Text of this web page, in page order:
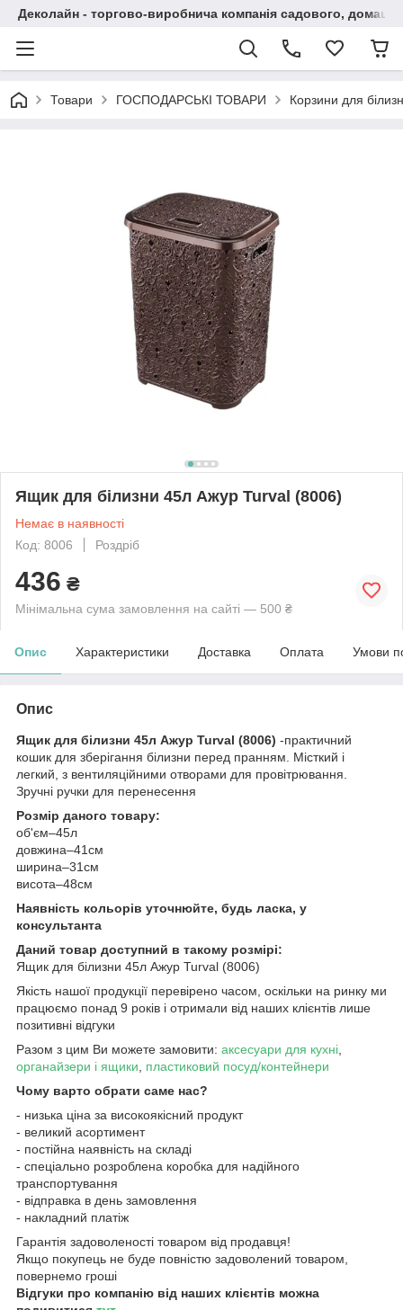
Деколайн - торгово-виробнича компанія садового,
Товари ГОСПОДАРСЬКІ ТОВАРИ Корзини для
Ящик для білизни 45л Ажур Turval (8006)
Немає в наявності
Код: 8006
Роздріб
436 ₴
Мінімальна сума замовлення на сайті — 500 ₴
Опис Характеристики Доставка Оплата Умови
Опис
Ящик для білизни 45л Ажур Turval (8006) -практичний
кошик для зберігання білизни перед пранням. Місткий і
легкий, з вентиляційними отворами для провітрювання.
Зручні ручки для перенесення
Розмір даного товару:
об'єм–45л
довжина–41см
ширина–31см
висота–48см
Наявність кольорів уточнюйте, будь ласка, у
консультанта
Даний товар доступний в такому розмірі:
Ящик для білизни 45л Ажур Turval (8006)
Якість нашої продукції перевірено часом, оскільки на ринку ми
працюємо понад 9 років і отримали від наших клієнтів лише
позитивні відгуки
Разом з цим Ви можете замовити: аксесуари для кухні
органайзери і ящики
пластиковий посуд/контейнери
Чому варто обрати саме нас?
- низька ціна за високоякісний продукт
- великий асортимент
- постійна наявність на складі
- спеціально розроблена коробка для надійного
транспортування
- відправка в день замовлення
- накладний платіж
Гарантія задоволеності товаром від продавця!
Якщо покупець не буде повністю задоволений товаром,
повернемо гроші
Відгуки про компанію від наших клієнтів можна